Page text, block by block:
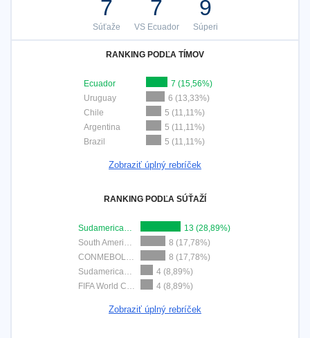
9
Súperi
7
VS Ecuador
7
Súťaže
RANKING PODĽA TÍMOV
Ecuador
7 (15,56%)
Uruguay
6 (13,33%)
Chile
5 (11,11%)
Argentina
5 (11,11%)
Brazil
5 (11,11%)
Zobraziť úplný rebríček
RANKING PODĽA SÚŤAŽÍ
Sudamericano Femenino Sub-17
13 (28,89%)
South American Championship U17
8 (17,78%)
CONMEBOL Liga de Naciones Femenina
8 (17,78%)
Sudamericano Sub-20
4 (8,89%)
FIFA World Cup 2026
4 (8,89%)
Zobraziť úplný rebríček